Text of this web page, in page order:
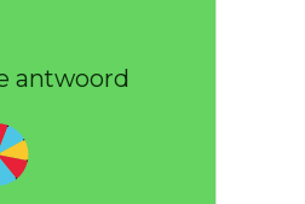
antwoord